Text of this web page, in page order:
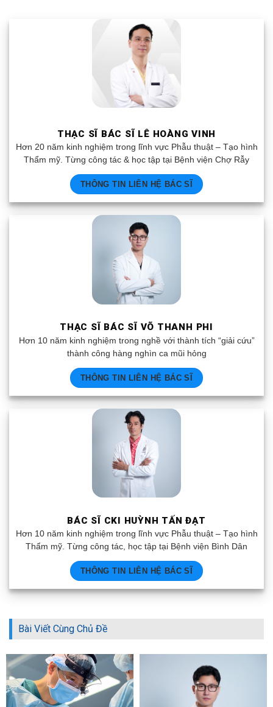
THẠC SĨ BÁC SĨ LÊ HOÀNG VINH
Thẩm mỹ. Từng công tác & học tập tại Bệnh viện Chợ Rẫy
THÔNG TIN LIÊN HỆ BÁC SĨ
THẠC SĨ BÁC SĨ VÕ THANH PHI
thành công hàng nghìn ca mũi hỏng
THÔNG TIN LIÊN HỆ BÁC SĨ
BÁC SĨ CKI HUỲNH TẤN ĐẠT
Thẩm mỹ. Từng công tác, học tập tại Bệnh viện Bình Dân
THÔNG TIN LIÊN HỆ BÁC SĨ